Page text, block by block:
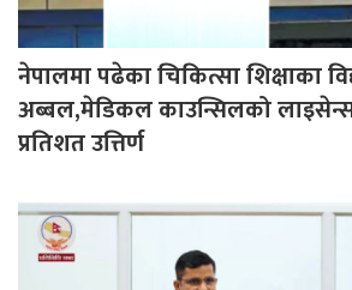
नेपालमा पढेका चिकित्सा शिक्षाका
अब्बल,मेडिकल काउन्सिलको लाइसेन्स
प्रतिशत उत्तिर्ण